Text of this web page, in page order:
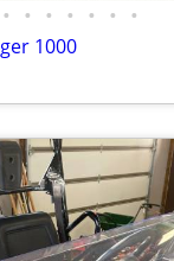
• • • • • • •
1000